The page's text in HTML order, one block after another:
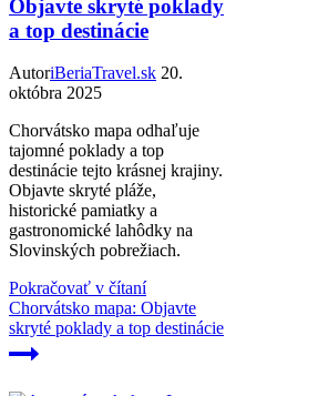
Objavte skryté poklady
a top destinácie
AutoriBeriaTravel.sk 20.
októbra 2025
Chorvátsko mapa odhaľuje
tajomné poklady a top
destinácie tejto krásnej krajiny.
Objavte skryté pláže,
historické pamiatky a
gastronomické lahôdky na
Slovinských pobrežiach.
Pokračovať v čítaní
Chorvátsko mapa: Objavte
skryté poklady a top destinácie